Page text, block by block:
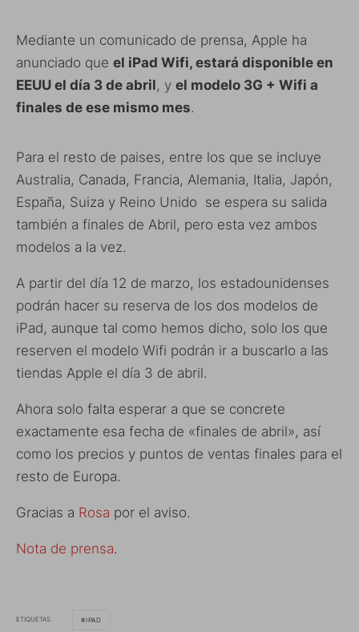
Mediante un comunicado de prensa, Apple ha
anunciado que el iPad Wifi, estará disponible en
EEUU el día 3 de abril, y el modelo 3G + Wifi a
finales de ese mismo mes.
Para el resto de paises, entre los que se incluye
Australia, Canada, Francia, Alemania, Italia, Japón,
España, Suiza y Reino Unido se espera su salida
también a finales de Abril, pero esta vez ambos
modelos a la vez.
A partir del día 12 de marzo, los estadounidenses
podrán hacer su reserva de los dos modelos de
iPad, aunque tal como hemos dicho, solo los que
reserven el modelo Wifi podrán ir a buscarlo a las
tiendas Apple el día 3 de abril.
Ahora solo falta esperar a que se concrete
exactamente esa fecha de «finales de abril», así
como los precios y puntos de ventas finales para el
resto de Europa.
Gracias a Rosa por el aviso.
Nota de prensa.
ETIQUETAS IPAD